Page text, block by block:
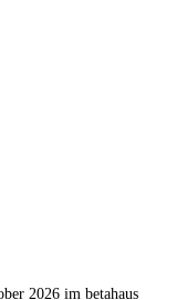
2026 im betahaus